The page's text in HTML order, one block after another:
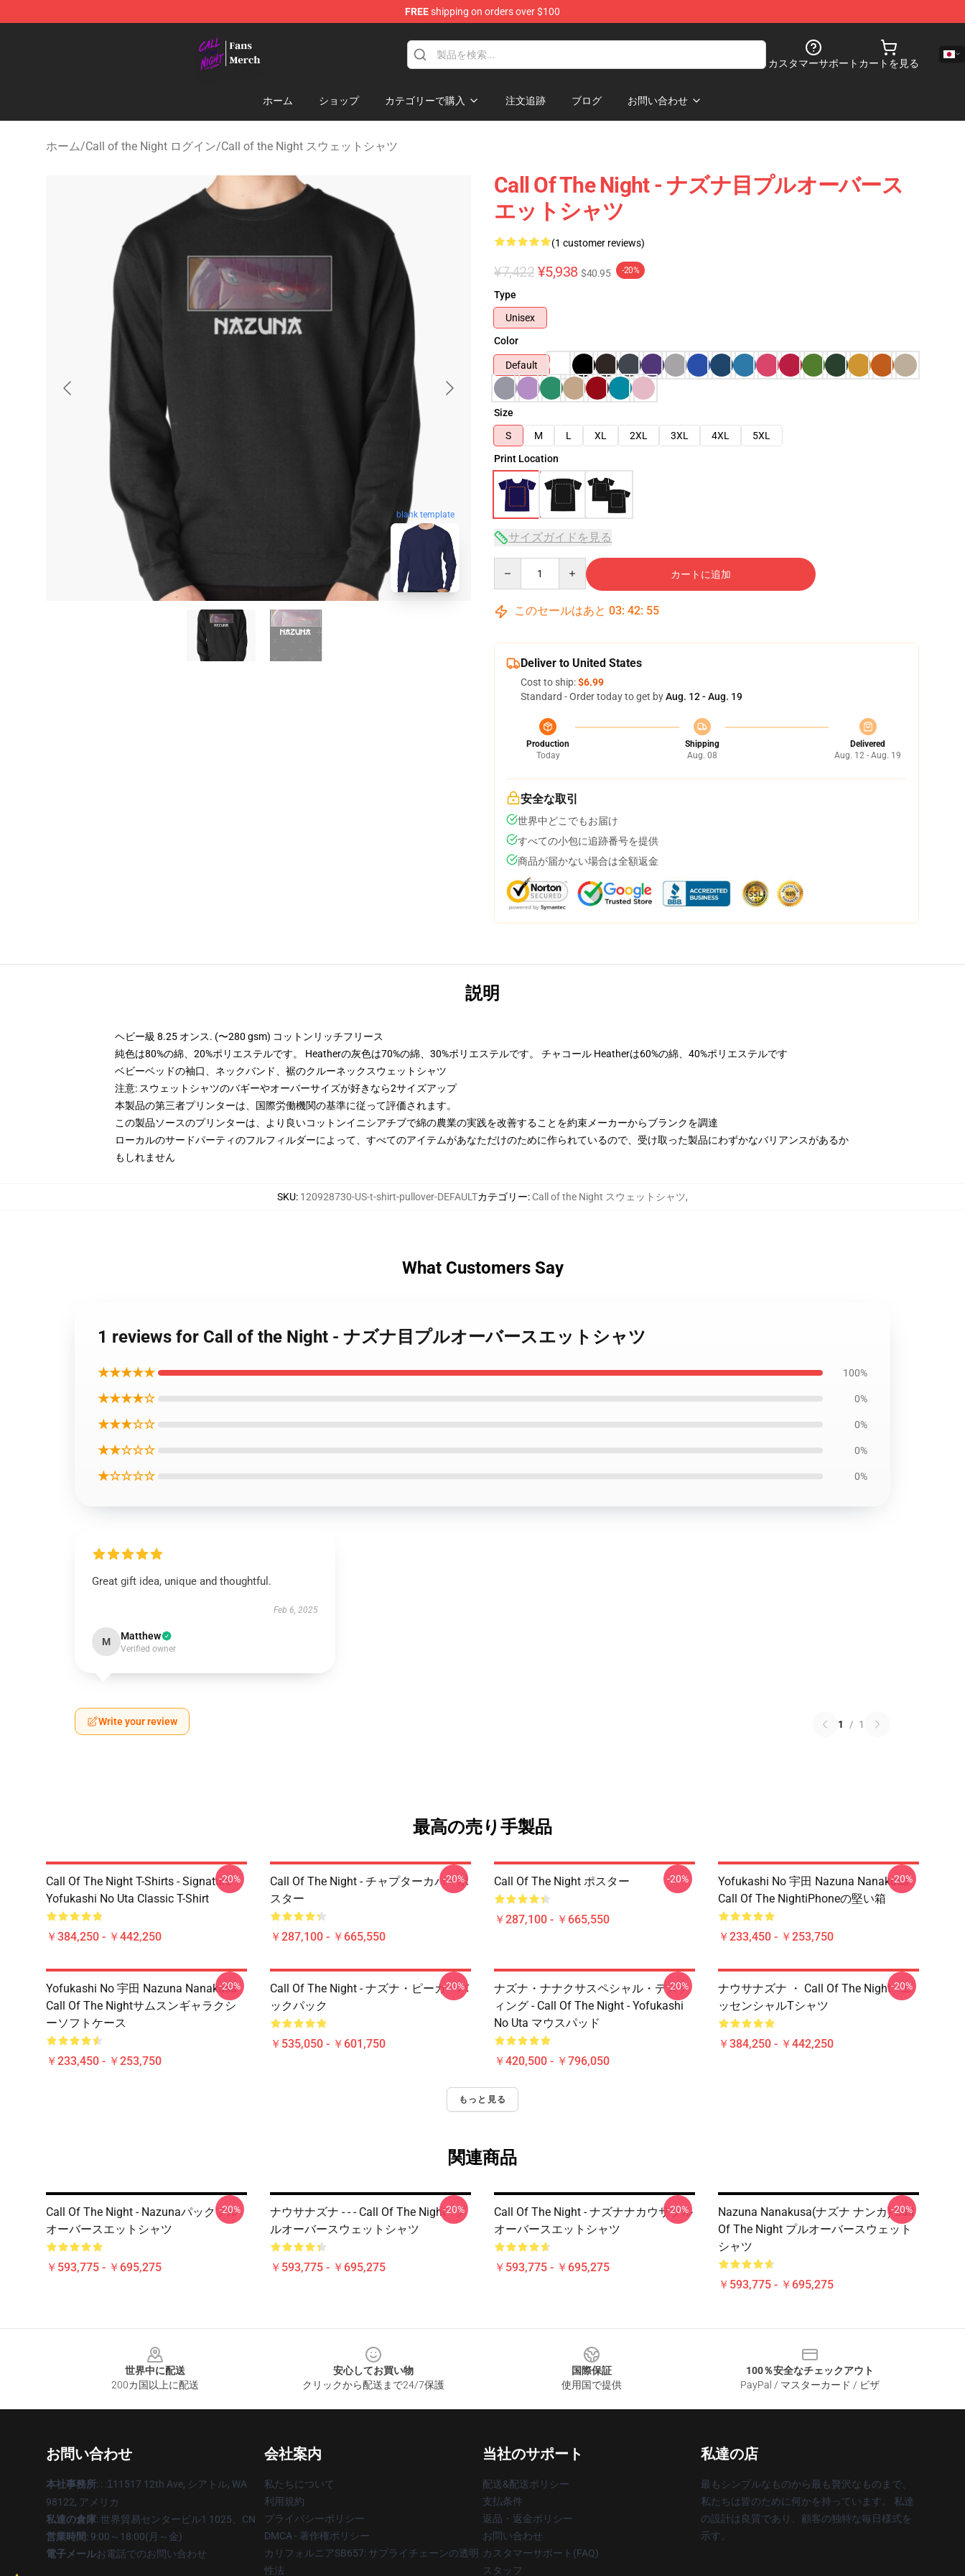
FREEshipping on orders over $100
カスタマーサポート カートを見る
ホーム ショップ カテゴリーで購入 注文追跡 ブログ お問い合わせ
ホーム/Call of the Night ログイン/Call of the Night スウェットシャツ
blank template
Call Of The Night - ナズナ目プルオーバース
エットシャツ
(1 customer reviews)
¥7,422 ¥5,938 $40.95 -20%
Type
Unisex
Color
Default
Size
S
M L XL 2XL 3XL 4XL
5XL
Print Location
サイズガイドを見る
カートに追加
このセールはあと 03: 42: 54
Deliver to United States
Cost to ship:$6.99
Standard - Order today to get byAug. 12 - Aug. 19
Production
Today
Shipping
Aug. 08
Delivered
Aug. 12 - Aug. 19
安全な取引
世界中どこでもお届け
すべての小包に追跡番号を提供
商品が届かない場合は全額返金
説明
ヘビー級 8.25 オンス. (〜280 gsm) コットンリッチフリース
純色は80%の綿、20%ポリエステルです。 Heatherの灰色は70%の綿、30%ポリエステルです。 チャコール Heatherは60%の綿、40%ポリエステルです
ベビーベッドの袖口、ネックバンド、裾のクルーネックスウェットシャツ
注意: スウェットシャツのバギーやオーバーサイズが好きなら2サイズアップ
本製品の第三者プリンターは、国際労働機関の基準に従って評価されます。
この製品ソースのプリンターは、より良いコットンイニシアチブで綿の農業の実践を改善することを約束メーカーからブランクを調達
ローカルのサードパーティのフルフィルダーによって、すべてのアイテムがあなただけのために作られているので、受け取った製品にわずかなバリアンスがあるか
もしれません
SKU: 120928730-US-t-shirt-pullover-DEFAULTカテゴリー: Call of the Night スウェットシャツ,
What Customers Say
1 reviews for Call of the Night - ナズナ目プルオーバースエットシャツ
★★★★★ 100%
★★★★☆ 0%
★★★☆☆ 0%
★★☆☆☆ 0%
★☆☆☆☆ 0%
Great gift idea, unique and thoughtful.
Feb 6, 2025
M Matthew
Verified owner
Write your review 1 / 1
最高の売り手製品
Call Of The Night T-Shirts - Signature
Yofukashi No Uta Classic T-Shirt
￥384,250 - ￥442,250
-20%
Call Of The Night - チャプターカバーポ
スター
￥287,100 - ￥665,550
-20% Call Of The Night ポスター
￥287,100 - ￥665,550
-20%
Yofukashi No 宇田 Nazuna Nanakusa
Call Of The NightiPhoneの堅い箱
￥233,450 - ￥253,750
-20%
Yofukashi No 宇田 Nazuna Nanakusa
Call Of The Nightサムスンギャラクシ
ーソフトケース
￥233,450 - ￥253,750
-20%
Call Of The Night - ナズナ・ピーカ・バ
ックパック
￥535,050 - ￥601,750
-20%
ナズナ・ナナクサスペシャル・デステ
ィング - Call Of The Night - Yofukashi
No Uta マウスパッド
￥420,500 - ￥796,050
-20%
ナウサナズナ ・ Call Of The Night - エ
ッセンシャルTシャツ
￥384,250 - ￥442,250
-20%
もっと見る
関連商品
Call Of The Night - Nazunaパックプル
オーバースエットシャツ
￥593,775 - ￥695,275
-20%
ナウサナズナ - - - Call Of The Night - プ
ルオーバースウェットシャツ
￥593,775 - ￥695,275
-20%
Call Of The Night - ナズナナカウサプル
オーバースエットシャツ
￥593,775 - ￥695,275
-20%
Nazuna Nanakusa(ナズナ ナンカ) Call
Of The Night プルオーバースウェット
シャツ
￥593,775 - ￥695,275
-20%
世界中に配送
200カ国以上に配送
安心してお買い物
クリックから配送まで24/7保護
国際保証
使用国で提供
100％安全なチェックアウト
PayPal / マスターカード / ビザ
お問い合わせ
本社事務所: : :1 11517 12th Ave, シアトル, WA
98122, アメリカ
私達の倉庫: 世界貿易センタービル1 1025、CN
営業時間: 9:00～18:00(月～金)
電子メールお電話でのお問い合わせ
会社案内
私たちについて
利用規約
プライバシーポリシー
DMCA - 著作権ポリシー
カリフォルニアSB657: サプライチェーンの透明
性法
当社のサポート
配送&配送ポリシー
支払条件
返品・返金ポリシー
お問い合わせ
カスタマーサポート(FAQ)
スタッフ
私達の店
最もシンプルなものから最も贅沢なものまで、
私たちは皆のために何かを持っています。 私達
の設計は良質であり、顧客の独特な毎日様式を
示す。